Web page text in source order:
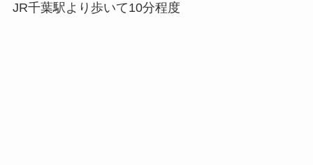
JR千葉駅より歩いて10分程度